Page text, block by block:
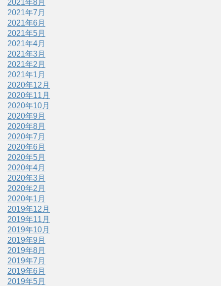
2021年8月
2021年7月
2021年6月
2021年5月
2021年4月
2021年3月
2021年2月
2021年1月
2020年12月
2020年11月
2020年10月
2020年9月
2020年8月
2020年7月
2020年6月
2020年5月
2020年4月
2020年3月
2020年2月
2020年1月
2019年12月
2019年11月
2019年10月
2019年9月
2019年8月
2019年7月
2019年6月
2019年5月